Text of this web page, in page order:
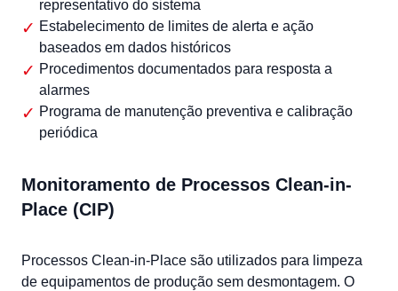
representativo do sistema
Estabelecimento de limites de alerta e ação
baseados em dados históricos
Procedimentos documentados para resposta a
alarmes
Programa de manutenção preventiva e calibração
periódica
Monitoramento de Processos Clean-in-
Place (CIP)
Processos Clean-in-Place são utilizados para limpeza
de equipamentos de produção sem desmontagem. O